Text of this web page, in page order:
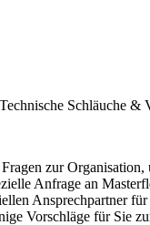
zur Organisation,
Anfrage an
Ansprechpartner
Vorschläge für Sie